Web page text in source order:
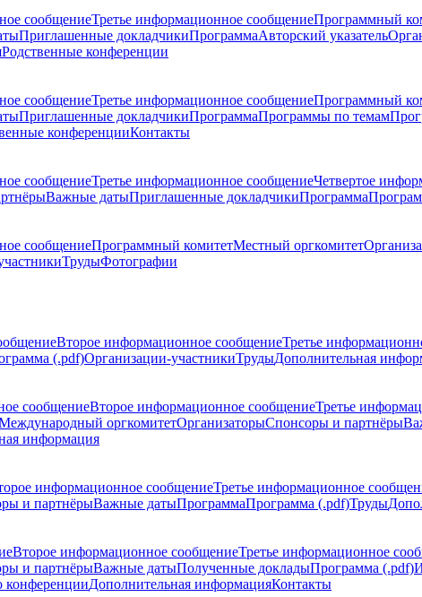
сообщениеТретье информационное сообщениеПрограммный
Приглашенные докладчикиПрограммаАвторский указатель
Родственные конференции
сообщениеТретье информационное сообщениеПрограммный
Приглашенные докладчикиПрограммаПрограммы по темам
конференцииКонтакты
сообщениеТретье информационное сообщениеЧетвертое
Важные датыПриглашенные докладчикиПрограмма
сообщениеПрограммный комитетМестный оргкомитет
ТрудыФотографии
Второе информационное сообщениеТретье
(.pdf)Организации-участникиТрудыДополнительная
сообщениеВторое информационное сообщениеТретье
оргкомитетОрганизаторыСпонсоры и партнёры
информация
информационное сообщениеТретье информационное
и партнёрыВажные датыПрограммаПрограмма (.pdf)Труды
Второе информационное сообщениеТретье информационное
и партнёрыВажные датыПолученные докладыПрограмма (.pdf)
конференцииДополнительная информацияКонтакты